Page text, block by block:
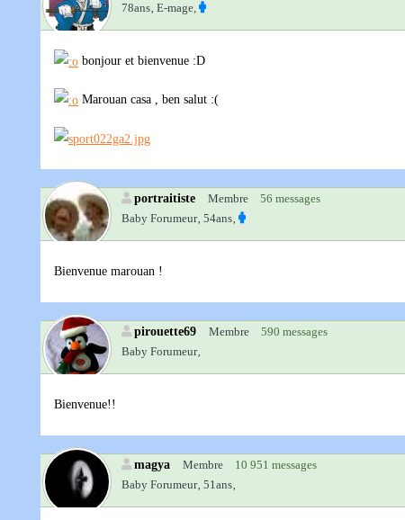
78ans‚ E-mage,
bonjour et bienvenue :D
Marouan casa , ben salut :(
portraitiste Membre
56 messages
Baby Forumeur‚ 54ans‚
Bienvenue marouan !
pirouette69 Membre
590 messages
Baby Forumeur‚
Bienvenue!!
magya Membre
10 951 messages
Baby Forumeur‚ 51ans‚